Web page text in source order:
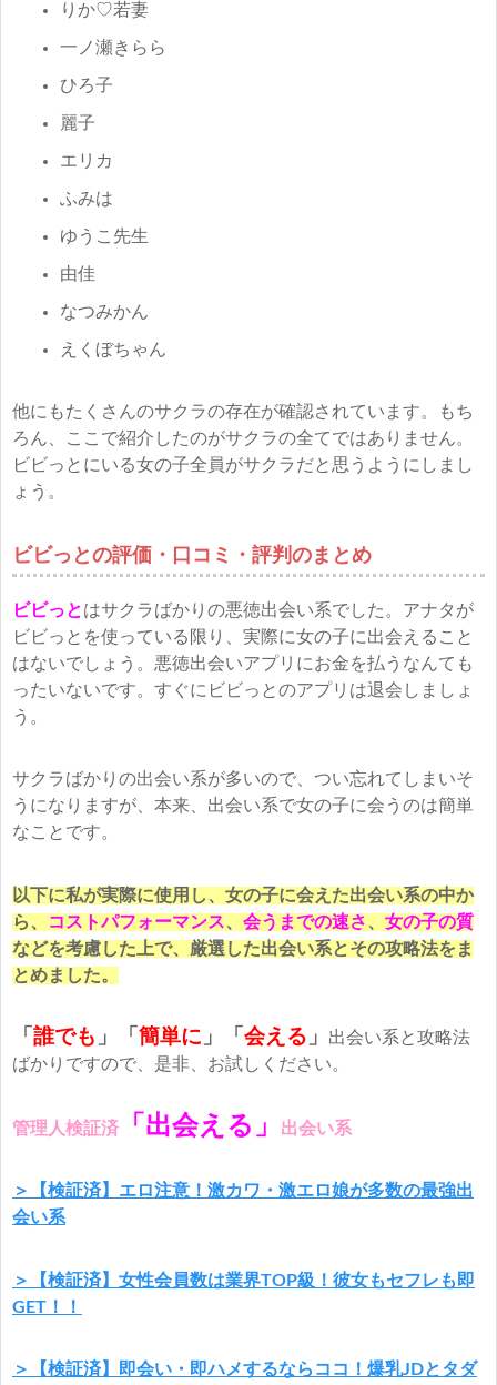
りか♡若妻
一ノ瀬きらら
ひろ子
麗子
エリカ
ふみは
ゆうこ先生
由佳
なつみかん
えくぼちゃん
他にもたくさんのサクラの存在が確認されています。もち
ろん、ここで紹介したのがサクラの全てではありません。
ビビっとにいる女の子全員がサクラだと思うようにしまし
ょう。
ビビっとの評価・口コミ・評判のまとめ
ビビっとはサクラばかりの悪徳出会い系でした。アナタが
ビビっとを使っている限り、実際に女の子に出会えること
はないでしょう。悪徳出会いアプリにお金を払うなんても
ったいないです。すぐにビビっとのアプリは退会しましょ
う。
サクラばかりの出会い系が多いので、つい忘れてしまいそ
うになりますが、本来、出会い系で女の子に会うのは簡単
なことです。
以下に私が実際に使用し、女の子に会えた出会い系の中か
ら、
コストパフォーマンス、 会うまでの速さ、 女の子の質
などを考慮した上で、厳選した出会い系とその攻略法をま
とめました。
「 誰でも 」「 簡単に 」 「 会える 」
出会い系と攻略法
ばかりですので、是非、お試しください。
管理人検証済 「出会える」 出会い系
＞【検証済】エロ注意！激カワ・激エロ娘が多数の最強出
会い系
＞【検証済】女性会員数は業界TOP級！彼女もセフレも即
GET！！
＞【検証済】即会い・即ハメするならココ！爆乳JDとタダ